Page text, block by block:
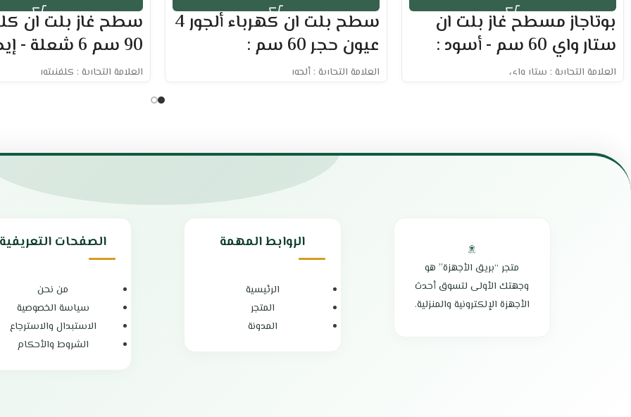
بوتاجاز مسطح غاز بلت ان
ستار واي 60 سم - أسود :
العلامة التجارية : ستار واي
سطح زجاجي لامع
شبكة قوية مصنوعة من أقوى المعادن.
خاصية اللهب العالي للطهي السريع.
مصنوعة من مواد مقاومة للصدأ والتآكل.
شعلات متعددة تناسب جميع احتياجات الطهي
الضمان الشامل : عامين
سطح بلت ان كهرباء ألجور 4
عيون حجر 60 سم :
العلامة التجارية : ألجور
الشعلات ملائمة لمقاسات القلايات وأواني الطهي
سرعة في تحضير الطعام في وقت قصير
مزود بمقابض من النيكل عالي الجودة
سطح غاز بلت ان
90 سم 6 شعلة - إيطالي :
العلامة التجارية : كلفنيتور
طهي أسرع بفضل قوة الإشعال
تنظيف سهل واستخدام مريح بدون
إشعال ذاتي لبدء الطهي بسهولة.
شبك متين من الحديد الزهر لتحمل
الضمان الشامل : عامين
الوكيل : شركة ابراهيم الجفالي
متجر “بريق الأجهزة” هو
وجهتك الأولى لتسوق أحدث
الأجهزة الإلكترونية والمنزلية.
الروابط المهمة
الرئيسية
المتجر
المدونة
الصفحات التعريفية
من نحن
سياسة الخصوصية
الاستبدال والاسترجاع
الشروط والأحكام